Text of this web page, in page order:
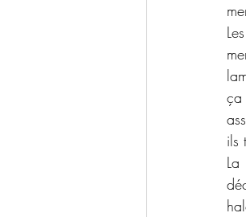
ça
ils